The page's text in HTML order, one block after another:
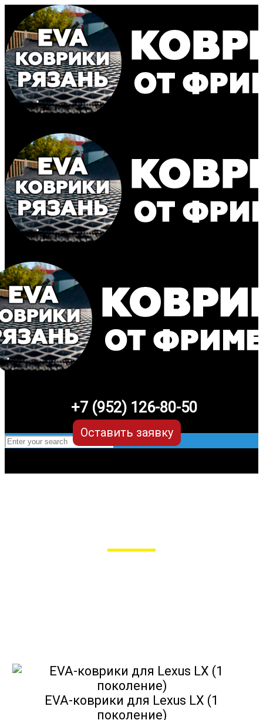
+7 (952) 126-80-50
Оставить заявку
EVA-коврики для Lexus LX (1
поколение)